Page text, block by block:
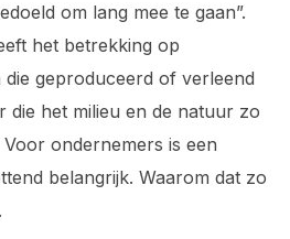
om lang mee te gaan”.
het betrekking op
geproduceerd of verleend
die het milieu en de natuur zo
ondernemers is een
belangrijk. Waarom dat zo